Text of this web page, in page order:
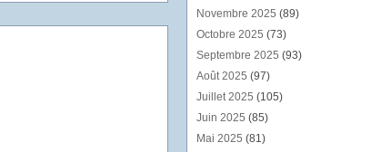
Novembre 2025 (89)
Octobre 2025 (73)
Septembre 2025 (93)
Août 2025 (97)
Juillet 2025 (105)
Juin 2025 (85)
Mai 2025 (81)